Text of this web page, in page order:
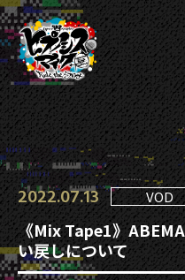
2022.07.13 VOD
《Mix Tape1》
い戻しについて